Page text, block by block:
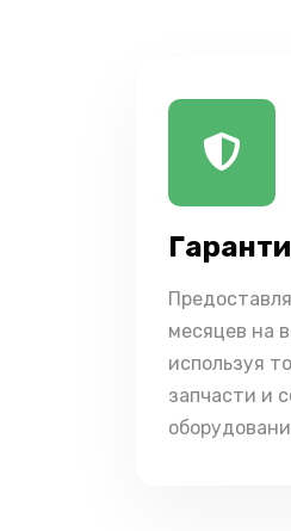
месяцев на
используя
запчасти и